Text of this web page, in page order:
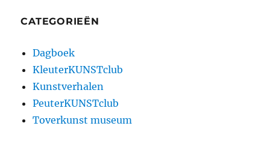
CATEGORIEËN
Dagboek
KleuterKUNSTclub
Kunstverhalen
PeuterKUNSTclub
Toverkunst museum